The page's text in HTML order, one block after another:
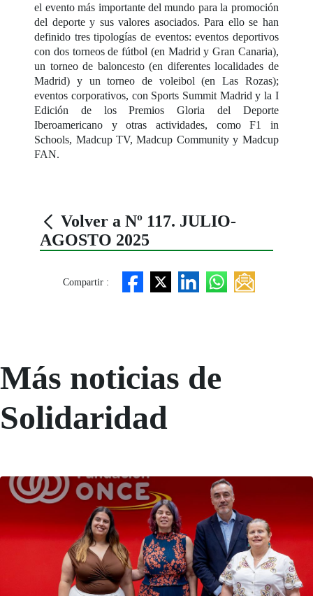
el evento más importante del mundo para la promoción
del deporte y sus valores asociados. Para ello se han
definido tres tipologías de eventos: eventos deportivos
con dos torneos de fútbol (en Madrid y Gran Canaria),
un torneo de baloncesto (en diferentes localidades de
Madrid) y un torneo de voleibol (en Las Rozas);
eventos corporativos, con Sports Summit Madrid y la I
Edición de los Premios Gloria del Deporte
Iberoamericano y otras actividades, como F1 in
Schools, Madcup TV, Madcup Community y Madcup
FAN.
Volver a Nº 117. JULIO-
AGOSTO 2025
Compartir :
Más noticias de
Solidaridad